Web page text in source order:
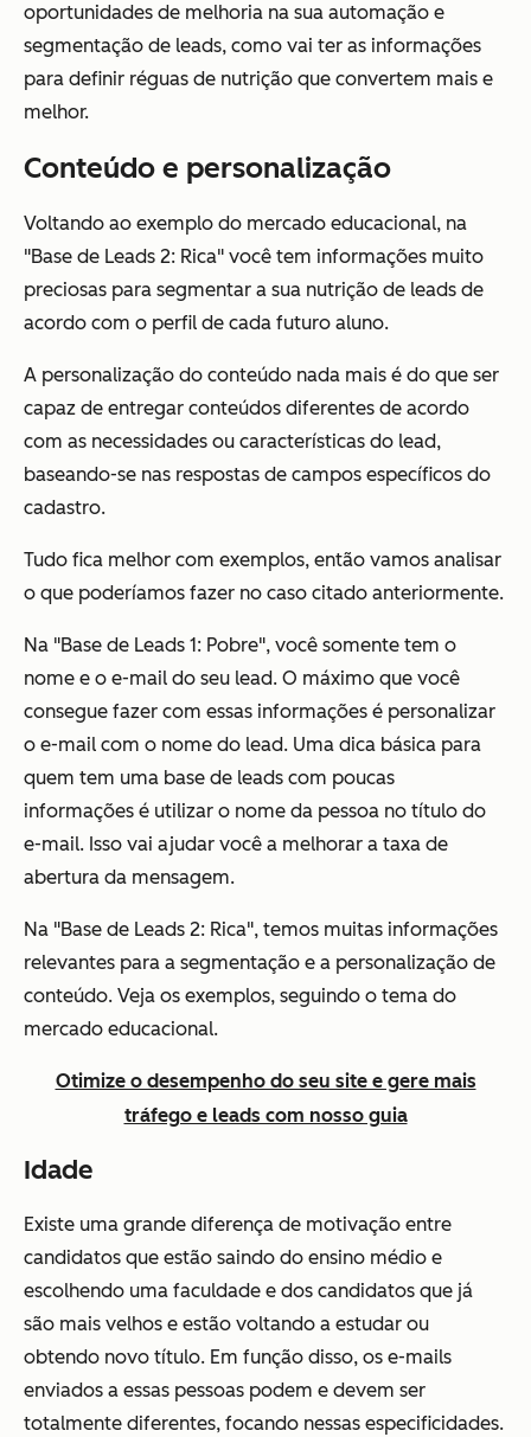
oportunidades de melhoria na sua automação e
segmentação de leads, como vai ter as informações
para definir réguas de nutrição que convertem mais e
melhor.
Conteúdo e personalização
Voltando ao exemplo do mercado educacional, na
"Base de Leads 2: Rica" você tem informações muito
preciosas para segmentar a sua nutrição de leads de
acordo com o perfil de cada futuro aluno.
A personalização do conteúdo nada mais é do que ser
capaz de entregar conteúdos diferentes de acordo
com as necessidades ou características do lead,
baseando-se nas respostas de campos específicos do
cadastro.
Tudo fica melhor com exemplos, então vamos analisar
o que poderíamos fazer no caso citado anteriormente.
Na "Base de Leads 1: Pobre", você somente tem o
nome e o e-mail do seu lead. O máximo que você
consegue fazer com essas informações é personalizar
o e-mail com o nome do lead. Uma dica básica para
quem tem uma base de leads com poucas
informações é utilizar o nome da pessoa no título do
e-mail. Isso vai ajudar você a melhorar a taxa de
abertura da mensagem.
Na "Base de Leads 2: Rica", temos muitas informações
relevantes para a segmentação e a personalização de
conteúdo. Veja os exemplos, seguindo o tema do
mercado educacional.
Otimize o desempenho do seu site e gere mais
tráfego e leads com nosso guia
Idade
Existe uma grande diferença de motivação entre
candidatos que estão saindo do ensino médio e
escolhendo uma faculdade e dos candidatos que já
são mais velhos e estão voltando a estudar ou
obtendo novo título. Em função disso, os e-mails
enviados a essas pessoas podem e devem ser
totalmente diferentes, focando nessas especificidades.